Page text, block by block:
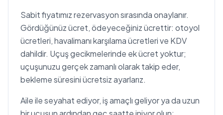
Sabit fiyatımız rezervasyon sırasında onaylanır.
Gördüğünüz ücret, ödeyeceğiniz ücrettir: otoyol
ücretleri, havalimanı karşılama ücretleri ve KDV
dahildir. Uçuş gecikmelerinde ek ücret yoktur;
uçuşunuzu gerçek zamanlı olarak takip eder,
bekleme süresini ücretsiz ayarlarız.
Aile ile seyahat ediyor, iş amaçlı geliyor ya da uzun